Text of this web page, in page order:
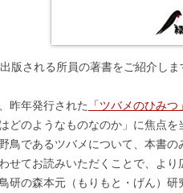
版される所員の著書をご紹介しま
昨年発行された 「ツバメのひみつ」
どのようなものなのか」に焦点
鳥であるツバメについて、本書
せてお読みいただくことで、よ
研の森本元（もりもと・げん）